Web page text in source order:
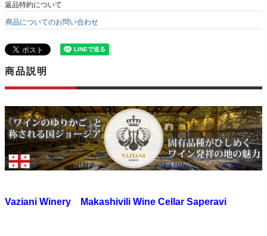
返品特約について
商品についてのお問い合わせ
商品説明
Vaziani Winery Makashivili Wine Cellar Saperavi